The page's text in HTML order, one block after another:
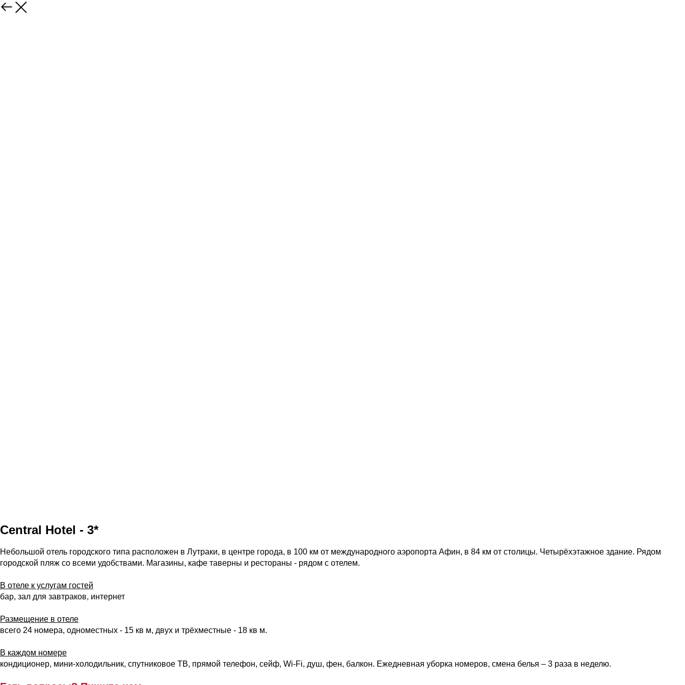
Central Hotel - 3*
Небольшой отель городского типа расположен в Лутраки, в центре города, в 100 км от международного аэропорта Афин, в 84 км от столицы. Четырёхэтажное здание. Рядом
городской пляж со всеми удобствами. Магазины, кафе таверны и рестораны - рядом с отелем.
В отеле к услугам гостей
бар, зал для завтраков, интернет
Размещение в отеле
всего 24 номера, одноместных - 15 кв м, двух и трёхместные - 18 кв м.
В каждом номере
кондиционер, мини-холодильник, спутниковое ТВ, прямой телефон, сейф, Wi-Fi, душ, фен, балкон. Ежедневная уборка номеров, смена белья – 3 раза в неделю.